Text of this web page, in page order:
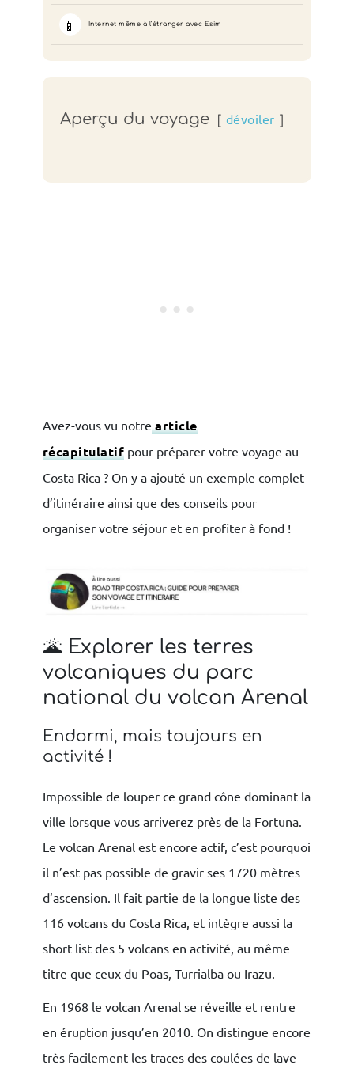
📱 Internet même à l’étranger avec Esim
Aperçu du voyage dévoiler
Avez-vous vu notre article
récapitulatif pour préparer votre voyage au
Costa Rica ? On y a ajouté un exemple complet
d’itinéraire ainsi que des conseils pour
organiser votre séjour et en profiter à fond !
🌋 Explorer les terres
volcaniques du parc
national du volcan Arenal
Endormi, mais toujours en
activité !
Impossible de louper ce grand cône dominant la
ville lorsque vous arriverez près de la Fortuna.
Le volcan Arenal est encore actif, c’est pourquoi
il n’est pas possible de gravir ses 1720 mètres
d’ascension. Il fait partie de la longue liste des
116 volcans du Costa Rica, et intègre aussi la
short list des 5 volcans en activité, au même
titre que ceux du Poas, Turrialba ou Irazu.
En 1968 le volcan Arenal se réveille et rentre
en éruption jusqu’en 2010. On distingue encore
très facilement les traces des coulées de lave